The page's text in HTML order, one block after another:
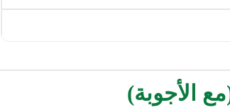
الأجوبة)